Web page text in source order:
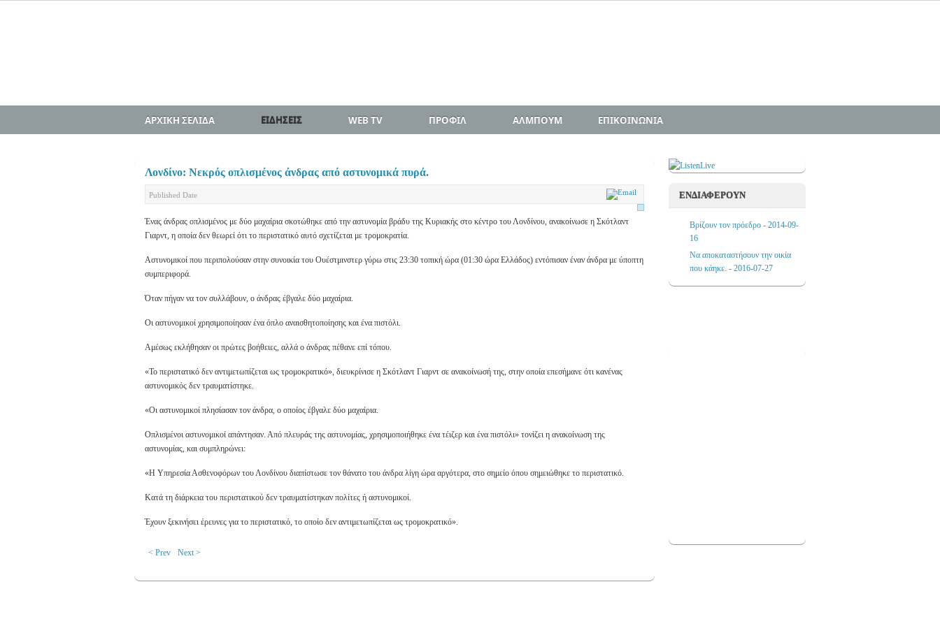
ΑΡΧΙΚΗ ΣΕΛΙΔΑ ΕΙΔΗΣΕΙΣ WEB TV ΠΡΟΦΙΛ ΑΛΜΠΟΥΜ ΕΠΙΚΟΙΝΩΝΙΑ
Λονδίνο: Νεκρός οπλισμένος άνδρας από αστυνομικά πυρά.
Published Date
Ένας άνδρας οπλισμένος με δύο μαχαίρια σκοτώθηκε από την αστυνομία βράδυ της Κυριακής στο κέντρο του Λονδίνου, ανακοίνωσε η Σκότλαντ
Γιαρντ, η οποία δεν θεωρεί ότι το περιστατικό αυτό σχετίζεται με τρομοκρατία.
Αστυνομικοί που περιπολούσαν στην συνοικία του Ουέστμινστερ γύρω στις 23:30 τοπική ώρα (01:30 ώρα Ελλάδος) εντόπισαν έναν άνδρα με ύποπτη
συμπεριφορά.
Όταν πήγαν να τον συλλάβουν, ο άνδρας έβγαλε δύο μαχαίρια.
Οι αστυνομικοί χρησιμοποίησαν ένα όπλο αναισθητοποίησης και ένα πιστόλι.
Αμέσως εκλήθησαν οι πρώτες βοήθειες, αλλά ο άνδρας πέθανε επί τόπου.
«Το περιστατικό δεν αντιμετωπίζεται ως τρομοκρατικό», διευκρίνισε η Σκότλαντ Γιαρντ σε ανακοίνωσή της, στην οποία επεσήμανε ότι κανένας
αστυνομικός δεν τραυματίστηκε.
«Οι αστυνομικοί πλησίασαν τον άνδρα, ο οποίος έβγαλε δύο μαχαίρια.
Οπλισμένοι αστυνομικοί απάντησαν. Από πλευράς της αστυνομίας, χρησιμοποιήθηκε ένα τέιζερ και ένα πιστόλι» τονίζει η ανακοίνωση της
αστυνομίας, και συμπληρώνει:
«Η Υπηρεσία Ασθενοφόρων του Λονδίνου διαπίστωσε τον θάνατο του άνδρα λίγη ώρα αργότερα, στο σημείο όπου σημειώθηκε το περιστατικό.
Κατά τη διάρκεια του περιστατικού δεν τραυματίστηκαν πολίτες ή αστυνομικοί.
Έχουν ξεκινήσει έρευνες για το περιστατικό, το οποίο δεν αντιμετωπίζεται ως τρομοκρατικό».
< Prev Next >
ΕΝΔΙΑΦΕΡΟΥΝ
Βρίζουν τον πρόεδρο - 2014-09-
16
Να αποκαταστήσουν την οικία
που κάηκε. - 2016-07-27